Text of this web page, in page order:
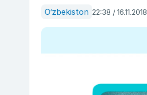
O‘zbekiston 22:38 / 16.11.2018